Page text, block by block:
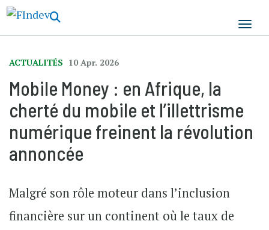
ACTUALITÉS 10 Apr. 2026
Mobile Money : en Afrique, la
cherté du mobile et l’illettrisme
numérique freinent la révolution
annoncée
Malgré son rôle moteur dans l’inclusion
financière sur un continent où le taux de